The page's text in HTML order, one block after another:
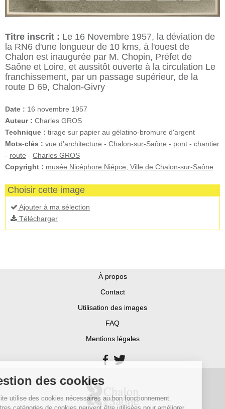
Titre inscrit : Le 16 Novembre 1957, la déviation de
la RN6 d'une longueur de 10 kms, à l'ouest de
Chalon est inaugurée par M. Chopin, Préfet de
Saône et Loire, et aussitôt ouverte à la circulation Le
franchissement, par un passage supérieur, de la
route D 69, Chalon-Givry
Date : 16 novembre 1957
Auteur : Charles GROS
Technique : tirage sur papier au gélatino-bromure d'argent
Mots-clés : vue d'architecture - Chalon-sur-Saône - pont - chantier
- route - Charles GROS
Copyright : musée Nicéphore Niépce, Ville de Chalon-sur-Saône
Choisir cette image
Ajouter à ma sélection
Télécharger
À propos
Contact
Utilisation des images
FAQ
Mentions légales
Gestion des cookies
Ce site utilise des cookies nécessaires au bon fonctionnement.